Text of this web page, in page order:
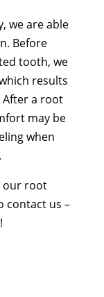
we are able
Before
tooth, we
results
a root
may be
when
our root
contact us –